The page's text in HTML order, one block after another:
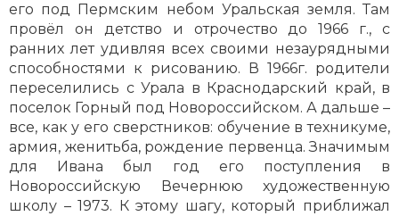
его под Пермским небом Уральская земля. Там
провёл он детство и отрочество до 1966 г., с
ранних лет удивляя всех своими незаурядными
способностями к рисованию. В 1966г. родители
переселились с Урала в Краснодарский край, в
поселок Горный под Новороссийском. А дальше –
все, как у его сверстников: обучение в техникуме,
армия, женитьба, рождение первенца. Значимым
для Ивана был год его поступления в
Новороссийскую Вечернюю художественную
школу – 1973. К этому шагу, который приближал